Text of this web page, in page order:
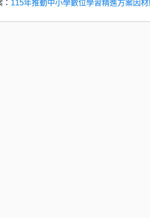
115年推動中小學數位學習精進方案因